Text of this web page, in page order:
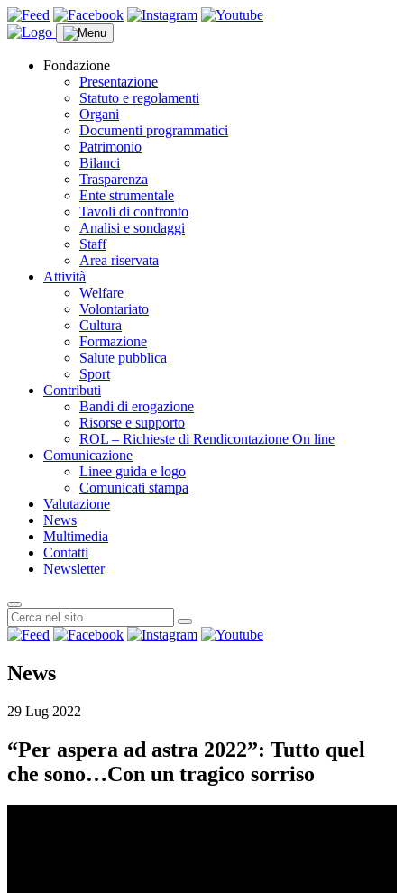
Fondazione
Presentazione
Statuto e regolamenti
Organi
Documenti programmatici
Patrimonio
Bilanci
Trasparenza
Ente strumentale
Tavoli di confronto
Analisi e sondaggi
Staff
Area riservata
Attività
Welfare
Volontariato
Cultura
Formazione
Salute pubblica
Sport
Contributi
Bandi di erogazione
Risorse e supporto
ROL – Richieste di Rendicontazione On line
Comunicazione
Linee guida e logo
Comunicati stampa
Valutazione
News
Multimedia
Contatti
Newsletter
News
29 Lug 2022
“Per aspera ad astra 2022”: Tutto quel
che sono…Con un tragico sorriso